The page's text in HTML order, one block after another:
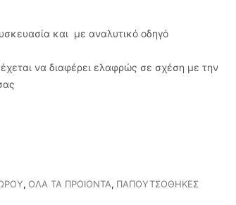
και με αναλυτικό οδηγό
να διαφέρει ελαφρώς σε σχέση με την
, ΟΛΑ ΤΑ ΠΡΟΙΟΝΤΑ, ΠΑΠΟΥΤΣΟΘΗΚΕΣ